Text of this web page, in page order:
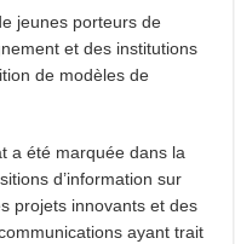
jeunes porteurs de
et des institutions
de modèles de
a été marquée dans la
d’information sur
projets innovants et des
ayant trait